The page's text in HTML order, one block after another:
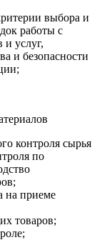
выбора и
работы с
услуг,
и безопасности
контроля сырья
по
на приеме
товаров;